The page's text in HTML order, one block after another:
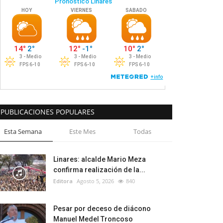
PUBLICACIONES POPULARES
Esta Semana Este Mes Todas
Linares: alcalde Mario Meza
confirma realización de la...
Editora Agosto 5, 2026 840
Pesar por deceso de diácono
Manuel Medel Troncoso